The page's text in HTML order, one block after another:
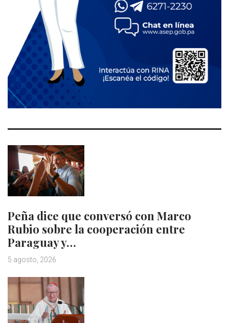
Peña dice que conversó con Marco
Rubio sobre la cooperación entre
Paraguay y…
5 agosto, 2026